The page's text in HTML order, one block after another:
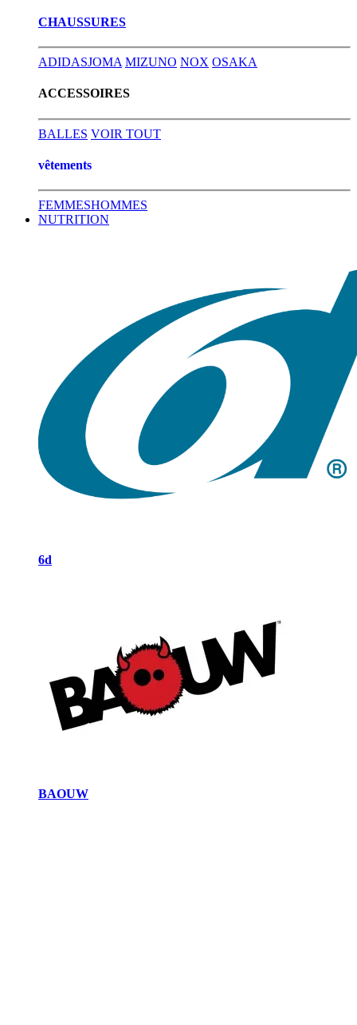
CHAUSSURES
ADIDASJOMA MIZUNO NOX OSAKA
ACCESSOIRES
BALLES VOIR TOUT
vêtements
FEMMESHOMMES
NUTRITION
6d
BAOUW